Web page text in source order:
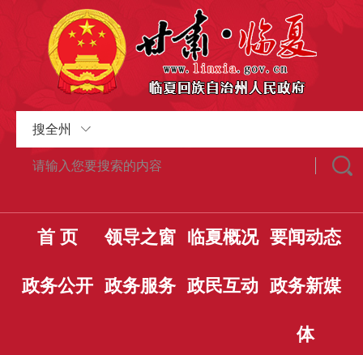
搜全州
首 页 领导之窗 临夏概况 要闻动态
政务公开 政务服务 政民互动 政务新媒
体